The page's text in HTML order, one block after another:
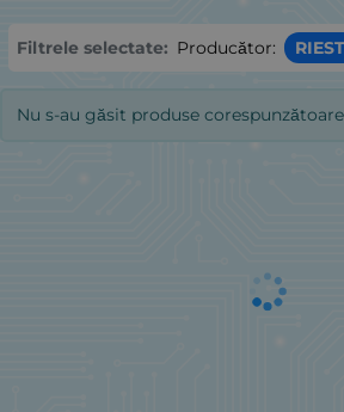
Filtrele selectate: Producător:
Nu s-au găsit produse